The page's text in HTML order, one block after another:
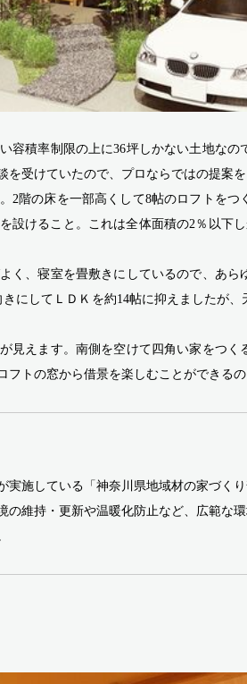
容積率制限の上に36坪しかない土地な
受けていたので、プロならではの提案を
2階の床を一部高くして8帖のロフトをつ
設けること。これは全体面積の2％以下
く、寝室を畳敷きにしているので、あら
にしてＬＤＫを約14帖に抑えましたが
見えます。南側を空けて四角い家をつく
トの窓から借景を楽しむことができる
施している「神奈川県地域材の家づくり
維持・更新や温暖化防止など、広範な環